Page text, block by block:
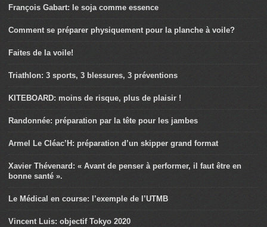
François Gabart: le soja comme essence
Comment se préparer physiquement pour la planche à voile?
Faites de la voile!
Triathlon: 3 sports, 3 blessures, 3 préventions
KITEBOARD: moins de risque, plus de plaisir !
Randonnée: préparation par la tête pour les jambes
Armel Le Cléac’H: préparation d’un skipper grand format
Xavier Thévenard: « Avant de penser à performer, il faut être en
bonne santé ».
Le Médical en course: l’exemple de l’UTMB
Vincent Luis: objectif Tokyo 2020